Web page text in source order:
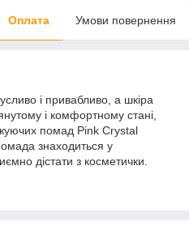
Оплата Умови повернення
і привабливо, а шкіра
і комфортному стані,
помад Pink Crystal
знаходиться у
дістати з косметички.